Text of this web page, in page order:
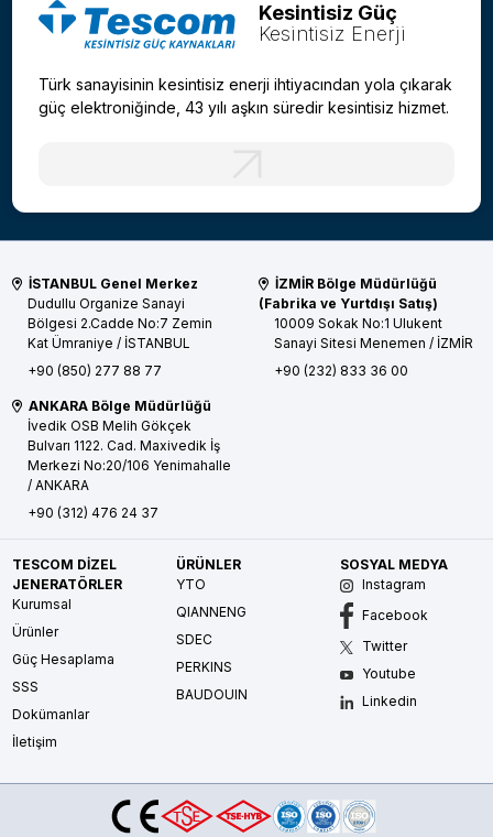
Kesintisiz Güç
Kesintisiz Enerji
Türk sanayisinin kesintisiz enerji ihtiyacından yola çıkarak
güç elektroniğinde, 43 yılı aşkın süredir kesintisiz hizmet.
İSTANBUL Genel Merkez
Dudullu Organize Sanayi
Bölgesi 2.Cadde No:7 Zemin
Kat Ümraniye / İSTANBUL
+90 (850) 277 88 77
İZMİR Bölge Müdürlüğü
(Fabrika ve Yurtdışı Satış)
10009 Sokak No:1 Ulukent
Sanayi Sitesi Menemen / İZMİR
+90 (232) 833 36 00
ANKARA Bölge Müdürlüğü
İvedik OSB Melih Gökçek
Bulvarı 1122. Cad. Maxivedik İş
Merkezi No:20/106 Yenimahalle
/ ANKARA
+90 (312) 476 24 37
TESCOM DİZEL
JENERATÖRLER
Kurumsal
Ürünler
Güç Hesaplama
SSS
Dokümanlar
İletişim
ÜRÜNLER
YTO
QIANNENG
SDEC
PERKINS
BAUDOUIN
SOSYAL MEDYA
Instagram
Facebook
Twitter
Youtube
Linkedin